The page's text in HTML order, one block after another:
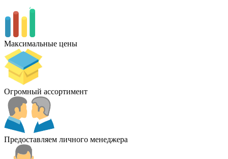
Максимальные цены
Огромный ассортимент
Предоставляем личного менеджера